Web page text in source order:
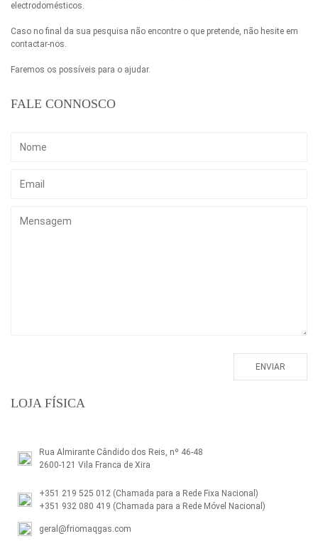
electrodomésticos.
Caso no final da sua pesquisa não encontre o que pretende, não hesite em
contactar-nos.
Faremos os possíveis para o ajudar.
FALE CONNOSCO
LOJA FÍSICA
Rua Almirante Cândido dos Reis, nº 46-48
2600-121 Vila Franca de Xira
+351 219 525 012 (Chamada para a Rede Fixa Nacional)
+351 932 080 419 (Chamada para a Rede Móvel Nacional)
geral@friomaqgas.com